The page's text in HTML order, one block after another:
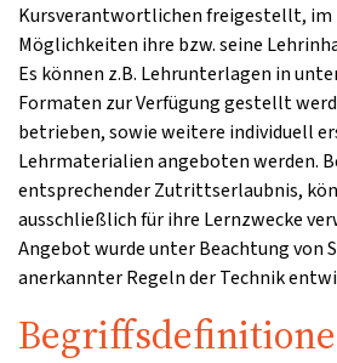
Kursverantwortlichen freigestellt, im
Möglichkeiten ihre bzw. seine
Es können z.B. Lehrunterlagen in
Formaten zur Verfügung gestellt
betrieben, sowie weitere individuell
Lehrmaterialien angeboten werden.
entsprechender Zutrittserlaubnis,
ausschließlich für ihre Lernzwecke
Angebot wurde unter Beachtung von
anerkannter Regeln der Technik